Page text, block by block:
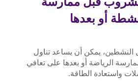
أو بعدها
النشطين، يمكن أن يساعد تناول
قبل ممارسة الرياضة أو بعدها على تعافي
واستعادة الطاقة.